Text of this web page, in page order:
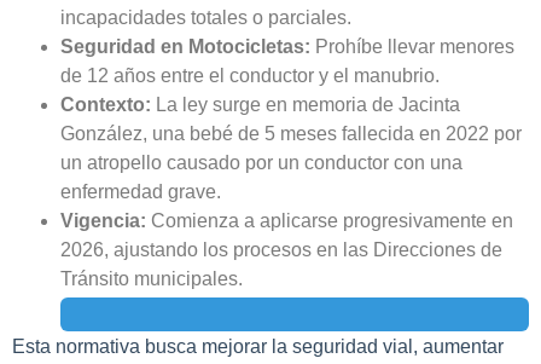
incapacidades totales o parciales.
Seguridad en Motocicletas: Prohíbe llevar menores
de 12 años entre el conductor y el manubrio.
Contexto: La ley surge en memoria de Jacinta
González, una bebé de 5 meses fallecida en 2022 por
un atropello causado por un conductor con una
enfermedad grave.
Vigencia: Comienza a aplicarse progresivamente en
2026, ajustando los procesos en las Direcciones de
Tránsito municipales.
Esta normativa busca mejorar la seguridad vial, aumentar